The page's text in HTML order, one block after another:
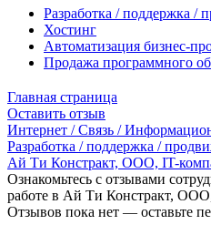
Разработка / поддержка /
Хостинг
Автоматизация бизнес-
Продажа программного
Главная страница
Оставить отзыв
Интернет / Связь /
Разработка / поддержка /
Ай Ти Констракт, ООО, IT-
Ознакомьтесь с отзывами
работе в Ай Ти Констракт,
Отзывов пока нет — оставьте